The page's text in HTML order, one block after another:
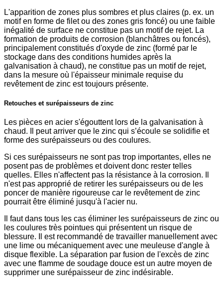
L'apparition de zones plus sombres et plus claires (p. ex. un
motif en forme de filet ou des zones gris foncé) ou une faible
inégalité de surface ne constitue pas un motif de rejet. La
formation de produits de corrosion (blanchâtres ou foncés),
principalement constitués d'oxyde de zinc (formé par le
stockage dans des conditions humides après la
galvanisation à chaud), ne constitue pas un motif de rejet,
dans la mesure où l'épaisseur minimale requise du
revêtement de zinc est toujours présente.
Retouches et surépaisseurs de zinc
Les pièces en acier s'égouttent lors de la galvanisation à
chaud. Il peut arriver que le zinc qui s’écoule se solidifie et
forme des surépaisseurs ou des coulures.
Si ces surépaisseurs ne sont pas trop importantes, elles ne
posent pas de problèmes et doivent donc rester telles
quelles. Elles n'affectent pas la résistance à la corrosion. Il
n'est pas approprié de retirer les surépaisseurs ou de les
poncer de manière rigoureuse car le revêtement de zinc
pourrait être éliminé jusqu'à l'acier nu.
Il faut dans tous les cas éliminer les surépaisseurs de zinc ou
les coulures très pointues qui présentent un risque de
blessure. Il est recommandé de travailler manuellement avec
une lime ou mécaniquement avec une meuleuse d'angle à
disque flexible. La séparation par fusion de l'excès de zinc
avec une flamme de soudage douce est un autre moyen de
supprimer une surépaisseur de zinc indésirable.